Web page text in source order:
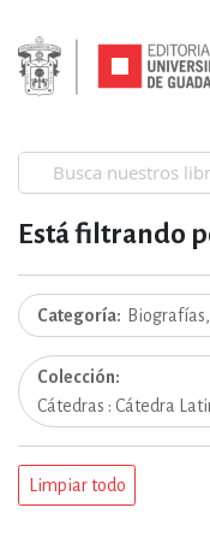
Está filtrando
Categoría
Colección
Cátedras : Cátedra
Limpiar todo